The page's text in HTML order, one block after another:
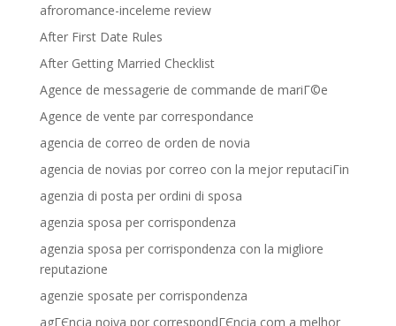
afroromance-inceleme review
After First Date Rules
After Getting Married Checklist
Agence de messagerie de commande de mariГ©e
Agence de vente par correspondance
agencia de correo de orden de novia
agencia de novias por correo con la mejor reputaciГіn
agenzia di posta per ordini di sposa
agenzia sposa per corrispondenza
agenzia sposa per corrispondenza con la migliore
reputazione
agenzie sposate per corrispondenza
agГЄncia noiva por correspondГЄncia com a melhor